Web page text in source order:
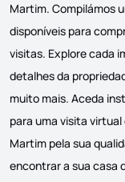
Martim. Compilámos
disponíveis para
visitas. Explore cada
detalhes da
muito mais. Aceda
para uma visita
Martim pela sua
encontrar a sua casa